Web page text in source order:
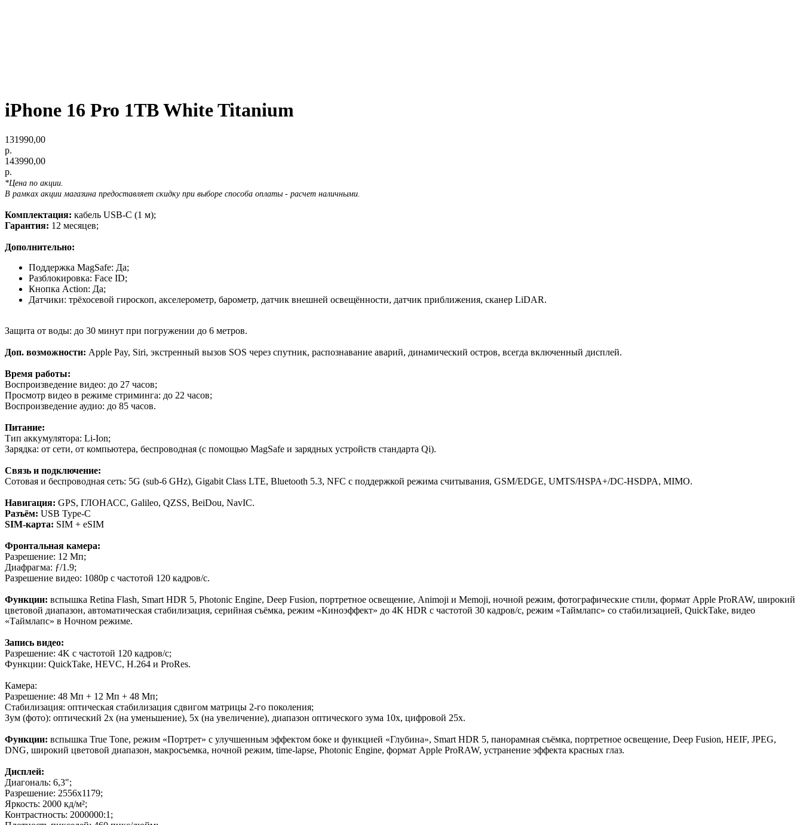
iPhone 16 Pro 1TB White Titanium
131990,00
р.
143990,00
р.
*Цена по акции.
В рамках акции магазина предоставляет скидку при выборе способа оплаты - расчет наличными.
Комплектация: кабель USB-C (1 м);
Гарантия: 12 месяцев;
Дополнительно:
Поддержка MagSafe: Да;
Разблокировка: Face ID;
Кнопка Action: Да;
Датчики: трёхосевой гироскоп, акселерометр, барометр, датчик внешней освещённости, датчик приближения, сканер LiDAR.
Защита от воды: до 30 минут при погружении до 6 метров.
Доп. возможности: Apple Pay, Siri, экстренный вызов SOS через спутник, распознавание аварий, динамический остров, всегда включенный дисплей.
Время работы:
Воспроизведение видео: до 27 часов;
Просмотр видео в режиме стриминга: до 22 часов;
Воспроизведение аудио: до 85 часов.
Питание:
Тип аккумулятора: Li-Ion;
Зарядка: от сети, от компьютера, беспроводная (с помощью MagSafe и зарядных устройств стандарта Qi).
Связь и подключение:
Сотовая и беспроводная сеть: 5G (sub‑6 GHz), Gigabit Class LTE, Bluetooth 5.3, NFC с поддержкой режима считывания, GSM/EDGE, UMTS/​HSPA+/​DC-HSDPA, MIMO.
Навигация: GPS, ГЛОНАСС, Galileo, QZSS, BeiDou, NavIC.
Разъём: USB Type-C
SIM-карта: SIM + eSIM
Фронтальная камера:
Разрешение: 12 Мп;
Диафрагма: ƒ/1.9;
Разрешение видео: 1080p с частотой 120 кадров/с.
Функции: вспышка Retina Flash, Smart HDR 5, Photonic Engine, Deep Fusion, портретное освещение, Animoji и Memoji, ночной режим, фотографические стили, формат Apple ProRAW, широкий
цветовой диапазон, автоматическая стабилизация, серийная съёмка, режим «Киноэффект» до 4K HDR с частотой 30 кадров/с, режим «Таймлапс» со стабилизацией, QuickTake, видео
«Таймлапс» в Ночном режиме.
Запись видео:
Разрешение: 4K с частотой 120 кадров/с;
Функции: QuickTake, HEVC, H.264 и ProRes.
Камера:
Разрешение: 48 Мп + 12 Мп + 48 Мп;
Стабилизация: оптическая стабилизация сдвигом матрицы 2-го поколения;
Зум (фото): оптический 2x (на уменьшение), 5x (на увеличение), диапазон оптического зума 10x, цифровой 25x.
Функции: вспышка True Tone, режим «Портрет» с улучшенным эффектом боке и функцией «Глубина», Smart HDR 5, панорамная съёмка, портретное освещение, Deep Fusion, HEIF, JPEG,
DNG, широкий цветовой диапазон, макросъемка, ночной режим, time-lapse, Photonic Engine, формат Apple ProRAW, устранение эффекта красных глаз.
Дисплей:
Диагональ: 6,3";
Разрешение: 2556x1179;
Яркость: 2000 кд/м²;
Контрастность: 2000000:1;